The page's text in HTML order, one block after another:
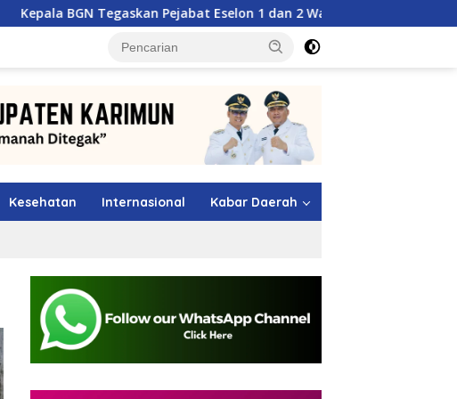
Pejabat Eselon 1 dan 2 Wajib Berkarya di Daerah, Bukan Menumpuk
Kesehatan Internasional Kabar Daerah